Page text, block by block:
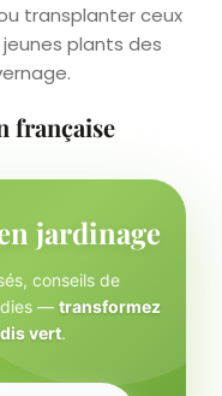
transplanter ceux
plants des
française
jardinage
conseils de
— transformez
vert.